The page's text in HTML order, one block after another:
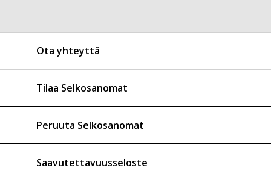
Ota yhteyttä
Tilaa Selkosanomat
Peruuta Selkosanomat
Saavutettavuusseloste